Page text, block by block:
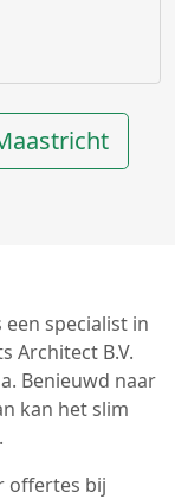
een specialist in
Architect B.V.
Benieuwd naar
kan het slim
offertes bij